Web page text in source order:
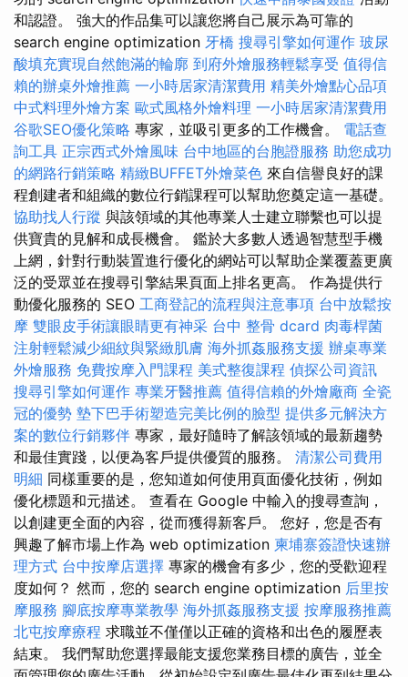
和認證。 強大的作品集可以讓您將自己展示為可靠的
search engine optimization 牙橋 搜尋引擎如何運作 玻尿
酸填充實現自然飽滿的輪廓 到府外燴服務輕鬆享受 值得信
賴的辦桌外燴推薦 一小時居家清潔費用 精美外燴點心品項
中式料理外燴方案 歐式風格外燴料理 一小時居家清潔費用
谷歌SEO優化策略 專家，並吸引更多的工作機會。 電話查
詢工具 正宗西式外燴風味 台中地區的台胞證服務 助您成功
的網路行銷策略 精緻BUFFET外燴菜色 來自信譽良好的課
程創建者和組織的數位行銷課程可以幫助您奠定這一基礎。
協助找人行蹤 與該領域的其他專業人士建立聯繫也可以提
供寶貴的見解和成長機會。 鑑於大多數人透過智慧型手機
上網，針對行動裝置進行優化的網站可以幫助企業覆蓋更廣
泛的受眾並在搜尋引擎結果頁面上排名更高。 作為提供行
動優化服務的 SEO 工商登記的流程與注意事項 台中放鬆按
摩 雙眼皮手術讓眼睛更有神采 台中 整骨 dcard 肉毒桿菌
注射輕鬆減少細紋與緊緻肌膚 海外抓姦服務支援 辦桌專業
外燴服務 免費按摩入門課程 美式整復課程 偵探公司資訊
搜尋引擎如何運作 專業牙醫推薦 值得信賴的外燴廠商 全瓷
冠的優勢 墊下巴手術塑造完美比例的臉型 提供多元解決方
案的數位行銷夥伴 專家，最好隨時了解該領域的最新趨勢
和最佳實踐，以便為客戶提供優質的服務。 清潔公司費用
明細 同樣重要的是，您知道如何使用頁面優化技術，例如
優化標題和元描述。 查看在 Google 中輸入的搜尋查詢，
以創建更全面的內容，從而獲得新客戶。 您好，您是否有
興趣了解市場上作為 web optimization 柬埔寨簽證快速辦
理方式 台中按摩店選擇 專家的機會有多少，您的受歡迎程
度如何？ 然而，您的 search engine optimization 后里按
摩服務 腳底按摩專業教學 海外抓姦服務支援 按摩服務推薦
北屯按摩療程 求職並不僅僅以正確的資格和出色的履歷表
結束。 我們幫助您選擇最能支援您業務目標的廣告，並全